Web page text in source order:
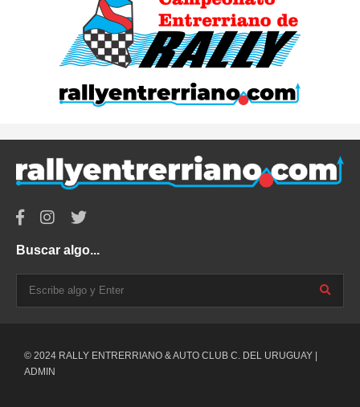
Buscar algo...
© 2024 RALLY ENTRERRIANO & AUTO CLUB C. DEL URUGUAY |
ADMIN